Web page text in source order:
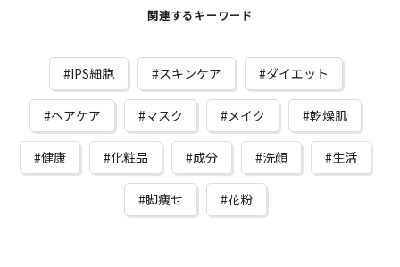
関連するキーワード
IPS細胞 スキンケア ダイエット
ヘアケア マスク メイク 乾燥肌
健康 化粧品 成分 洗顔 生活
脚痩せ 花粉